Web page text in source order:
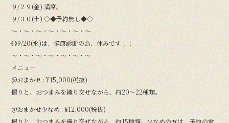
９/２９(金) 満席。
９/３０(土) ◇◆予約無し◆◇
〜・〜・〜・〜・〜・〜・〜
◎9/20(水)は、健康診断の為、休みです！！
〜・〜・〜・〜・〜・〜・〜
メニュー
@おまかせ : ¥15,000(税抜)
握りと、おつまみを織り交ぜながら、約20〜22種類。
@おまかせ少なめ : ¥12,000(税抜)
握りと、おつまみを織り交ぜながら、約15種類。少なめの方は、予約の電